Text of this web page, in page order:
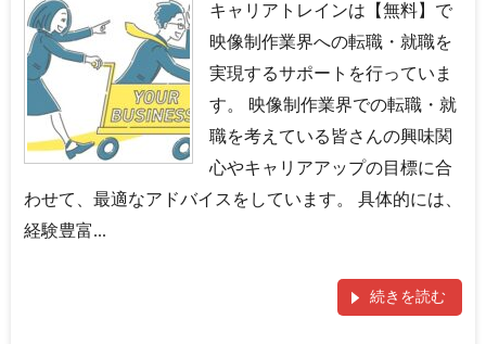
キャリアトレインは【無料】で
映像制作業界への転職・就職を
実現するサポートを行っていま
す。 映像制作業界での転職・就
職を考えている皆さんの興味関
心やキャリアアップの目標に合
わせて、最適なアドバイスをしています。 具体的には、
経験豊富...
続きを読む